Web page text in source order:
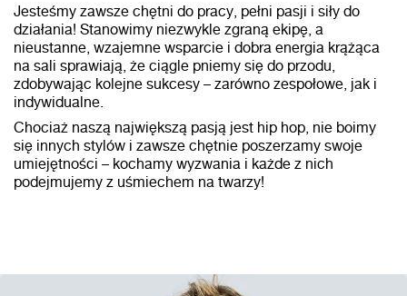
Jesteśmy zawsze chętni do pracy, pełni pasji i siły do
działania! Stanowimy niezwykle zgraną ekipę, a
nieustanne, wzajemne wsparcie i dobra energia krążąca
na sali sprawiają, że ciągle pniemy się do przodu,
zdobywając kolejne sukcesy – zarówno zespołowe, jak i
indywidualne.
Chociaż naszą największą pasją jest hip hop, nie boimy
się innych stylów i zawsze chętnie poszerzamy swoje
umiejętności – kochamy wyzwania i każde z nich
podejmujemy z uśmiechem na twarzy!